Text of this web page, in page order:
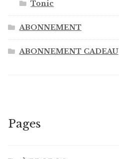
Tonic
ABONNEMENT
ABONNEMENT CADEAU
Pages